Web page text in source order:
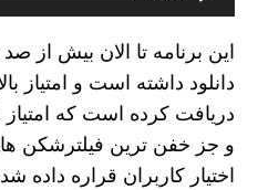
این برنامه تا الان بیش از
دانلود داشته است و امتیاز
و جز خفن ترین فیلترشکن
اختیار کاربران قراره